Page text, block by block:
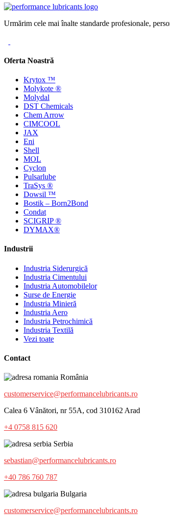
Urmărim cele mai înalte standarde profesionale,
Oferta Noastră
Krytox ™
Molykote ®
Molydal
DST Chemicals
Chem Arrow
CIMCOOL
JAX
Eni
Shell
MOL
Cyclon
Pulsarlube
TraSys ®
Dowsil ™
Bostik – Born2Bond
Condat
SCIGRIP ®
DYMAX®
Industrii
Industria Siderurgică
Industria Cimentului
Industria Automobilelor
Surse de Energie
Industria Minieră
Industria Aero
Industria Petrochimică
Industria Textilă
Vezi toate
Contact
România
customerservice@performancelubricants.ro
Calea 6 Vânători, nr 55A, cod 310162 Arad
+4 0758 815 620
Serbia
sebastian@performancelubricants.ro
+40 786 760 787
Bulgaria
customerservice@performancelubricants.ro